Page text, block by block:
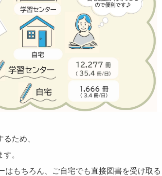
ため、
。
もちろん、ご自宅でも直接図書を受け取